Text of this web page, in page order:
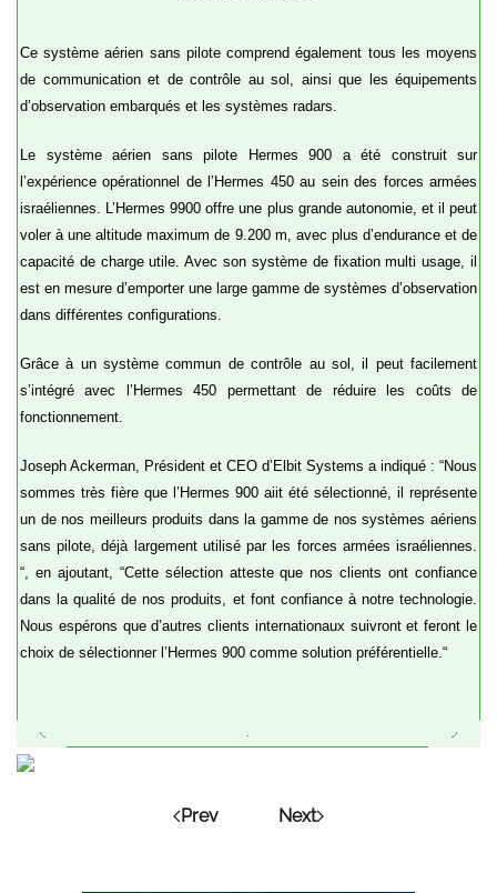
Ce système aérien sans pilote comprend également tous les moyens
de communication et de contrôle au sol, ainsi que les équipements
d’observation embarqués et les systèmes radars.
Le système aérien sans pilote Hermes 900 a été construit sur
l’expérience opérationnel de l’Hermes 450 au sein des forces armées
israéliennes. L’Hermes 9900 offre une plus grande autonomie, et il peut
voler à une altitude maximum de 9.200 m, avec plus d’endurance et de
capacité de charge utile. Avec son système de fixation multi usage, il
est en mesure d’emporter une large gamme de systèmes d’observation
dans différentes configurations.
Grâce à un système commun de contrôle au sol, il peut facilement
s’intégré avec l’Hermes 450 permettant de réduire les coûts de
fonctionnement.
Joseph Ackerman, Président et CEO d’Elbit Systems a indiqué : “Nous
sommes très fière que l’Hermes 900 aiit été sélectionné, il représente
un de nos meilleurs produits dans la gamme de nos systèmes aériens
sans pilote, déjà largement utilisé par les forces armées israéliennes.
“, en ajoutant, “Cette sélection atteste que nos clients ont confiance
dans la qualité de nos produits, et font confiance à notre technologie.
Nous espérons que d’autres clients internationaux suivront et feront le
choix de sélectionner l’Hermes 900 comme solution préférentielle.“
Prev Next